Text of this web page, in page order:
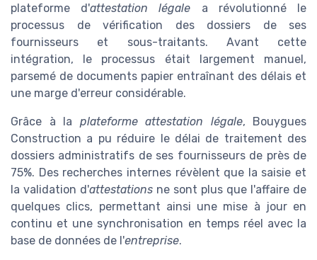
plateforme d'attestation légale a révolutionné le
processus de vérification des dossiers de ses
fournisseurs et sous-traitants. Avant cette
intégration, le processus était largement manuel,
parsemé de documents papier entraînant des délais et
une marge d'erreur considérable.
Grâce à la plateforme attestation légale, Bouygues
Construction a pu réduire le délai de traitement des
dossiers administratifs de ses fournisseurs de près de
75%. Des recherches internes révèlent que la saisie et
la validation d'attestations ne sont plus que l'affaire de
quelques clics, permettant ainsi une mise à jour en
continu et une synchronisation en temps réel avec la
base de données de l'entreprise.